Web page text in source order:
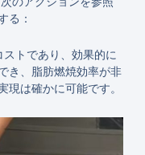
る：
トであり、効果的に
き、脂肪燃焼効率が非
現は確かに可能です。